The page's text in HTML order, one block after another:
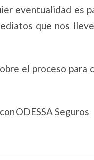
eventualidad es
que nos
el proceso
ODESSA Seguros